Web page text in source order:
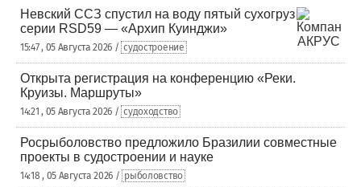
Невский ССЗ спустил на воду пятый сухогруз
серии RSD59 — «Архип Куинджи»
15:47 , 05 Августа 2026 / судостроение
Открыта регистрация на конференцию «Реки.
Круизы. Маршруты»
14:21 , 05 Августа 2026 / судоходство
Росрыболовство предложило Бразилии совместные
проекты в судостроении и науке
14:18 , 05 Августа 2026 / рыболовство